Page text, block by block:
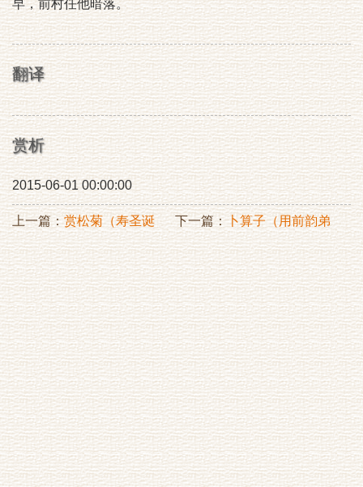
早，前村任他暗落。
翻译
赏析
2015-06-01 00:00:00
上一篇：赏松菊（寿圣诞
辰）
下一篇：卜算子（用前韵弟
藻次日又设酒）